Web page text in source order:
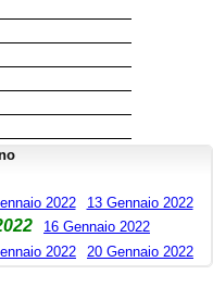
2022
13 Gennaio 2022
16 Gennaio 2022
2022 20 Gennaio 2022